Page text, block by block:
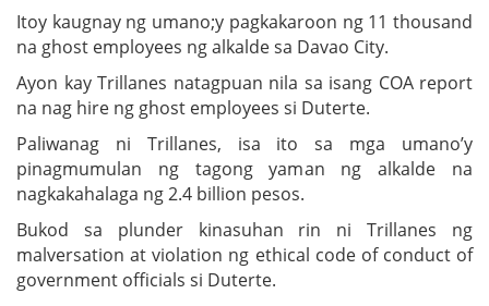
Itoy kaugnay ng umano;y pagkakaroon ng 11 thousand
na ghost employees ng alkalde sa Davao City.
Ayon kay Trillanes natagpuan nila sa isang COA report
na nag hire ng ghost employees si Duterte.
Paliwanag ni Trillanes, isa ito sa mga umano’y
pinagmumulan ng tagong yaman ng alkalde na
nagkakahalaga ng 2.4 billion pesos.
Bukod sa plunder kinasuhan rin ni Trillanes ng
malversation at violation ng ethical code of conduct of
government officials si Duterte.